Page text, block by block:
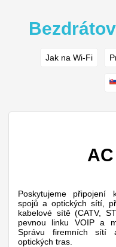
Jak na Wi-Fi
Poskytujeme připojení
spojů a optických sítí,
kabelové sítě (CATV,
pevnou linku VOIP a
Správu firemních sítí
optických tras.